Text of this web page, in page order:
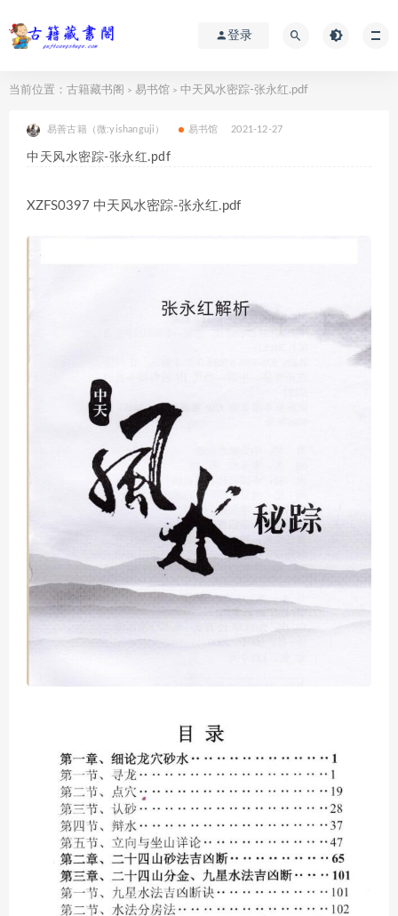
登录
当前位置： 古籍藏书阁 > 易书馆 > 中天风水密踪-张永红.pdf
易善古籍（微:yishanguji） 易书馆 2021-12-27
中天风水密踪-张永红.pdf
XZFS0397 中天风水密踪-张永红.pdf